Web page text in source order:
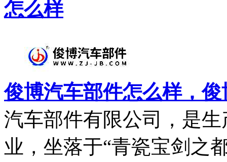
怎么样
俊博汽车部件怎么样，
汽车部件有限公司，是
业，坐落于“青瓷宝剑之